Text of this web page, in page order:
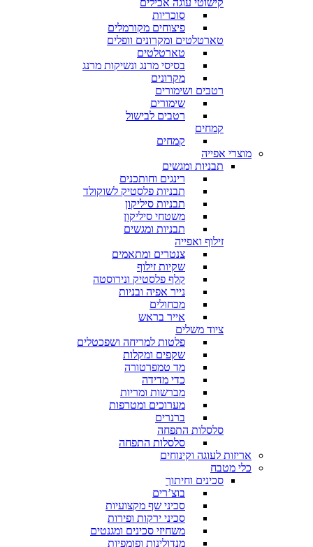
קישוטי עוגה אכילים
סוכריות
פיצוחים מקורמלים
טארטלטים ומקרונים וופלים
טארטלטים
בסיסי מרנג ונשיקות מרנג
מקרונים
רטבים ושימורים
שימורים
רטבים לבישול
קמחים
קמחים
מוצרי אפייה
תבניות ומגשים
רינגים וחותכנים
תבניות פלסטיק לשוקולד
תבניות סיליקון
משטחי סיליקון
תבניות ומגשים
זילוף ואפייה
צנטרים ומתאמים
שקיות זילוף
קלף פלסטיק ונירוסטה
נייר אפיה ובניות
מכחולים
אייר בראש
ציוד משלים
פלטות למריחה ושפכטלים
שקפים ומקלות
מד טמפרטורה
כדי מדידה
מברשות ומריות
מערוכים ומטרפות
ברנרים
סלסלות התפחה
סלסלות התפחה
אריזות לעוגה וקינוחים
כלי מטבח
סכינים וחיתוך
בוצ’רים
סכיני שף מקצועיות
סכיני ירקות ופירות
משחיזי סכינים ומגנטים
מנדולינות ופומפיות